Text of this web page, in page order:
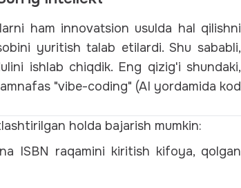
ham innovatsion usulda hal qilishni
yuritish talab etilardi. Shu sababli,
ishlab chiqdik. Eng qizig'i shundaki,
"vibe-coding" (AI yordamida kod
holda bajarish mumkin:
ISBN raqamini kiritish kifoya, qolgan